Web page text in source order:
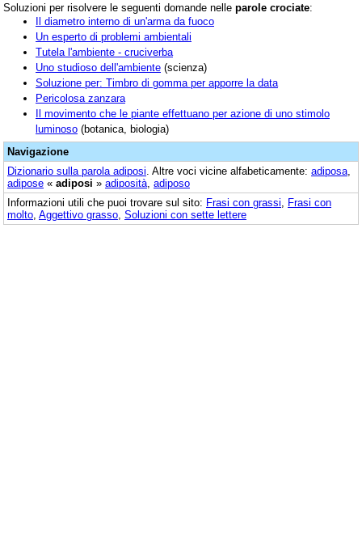
Soluzioni per risolvere le seguenti domande nelle parole crociate:
Il diametro interno di un'arma da fuoco
Un esperto di problemi ambientali
Tutela l'ambiente - cruciverba
Uno studioso dell'ambiente (scienza)
Soluzione per: Timbro di gomma per apporre la data
Pericolosa zanzara
Il movimento che le piante effettuano per azione di uno stimolo
luminoso (botanica, biologia)
Navigazione
Dizionario sulla parola adiposi . Altre voci vicine alfabeticamente: adiposa
adipose « adiposi » adiposità adiposo
Informazioni utili che puoi trovare sul sito: Frasi con grassi
Frasi con
molto Aggettivo grasso Soluzioni con sette lettere